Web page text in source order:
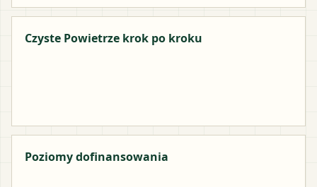
Czyste Powietrze krok po kroku
Poziomy dofinansowania